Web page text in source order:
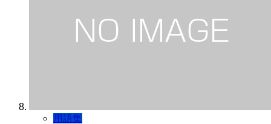
用語集